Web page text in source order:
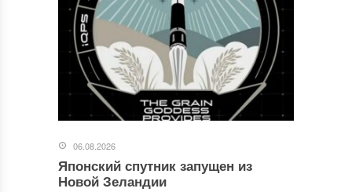
06.08.2026
Японский спутник запущен из
Новой Зеландии